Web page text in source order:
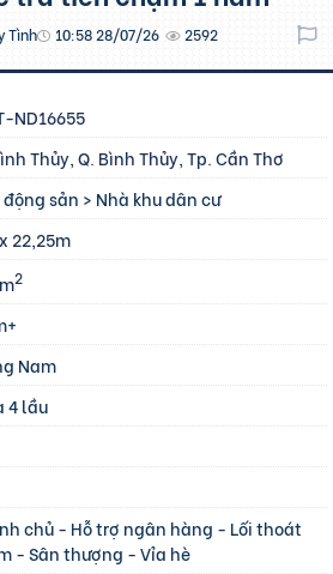
Tình 10:58 28/07/26 2592
ND16655
Thủy, Q. Bình Thủy, Tp. Cần Thơ
sản > Nhà khu dân cư
22,25m
2
Nam
4 lầu
chủ- Hỗ trợ ngân hàng - Lối thoát
-Sân thượng -Vỉa hè